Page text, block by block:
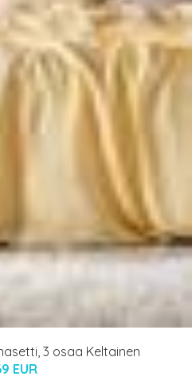
3 osaa Keltainen
EUR